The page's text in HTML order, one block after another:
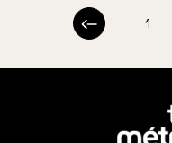
Page
Page
1